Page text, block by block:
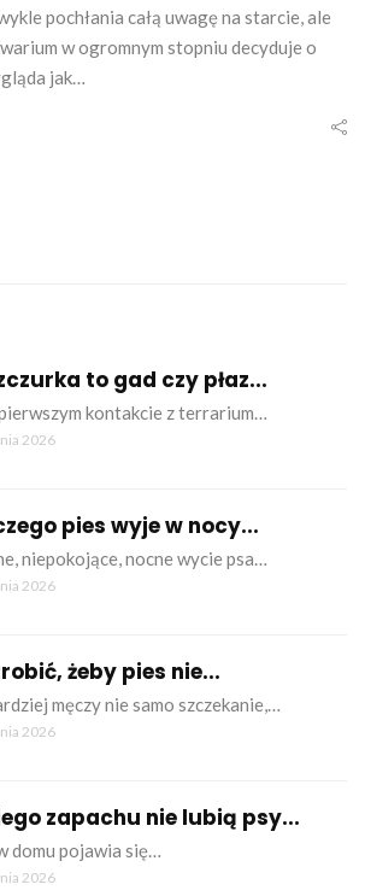
pochłania całą uwagę na starcie, ale
w ogromnym stopniu decyduje o
jak…
to gad czy płaz...
kontakcie z terrarium…
2026
pies wyje w nocy...
niepokojące, nocne wycie psa…
2026
żeby pies nie...
męczy nie samo szczekanie,…
2026
zapachu nie lubią psy...
domu pojawia się…
2026